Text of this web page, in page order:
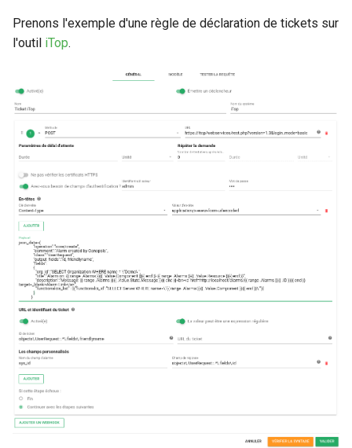
Prenons l'exemple d'une règle de déclaration de tickets sur
l'outil iTop.